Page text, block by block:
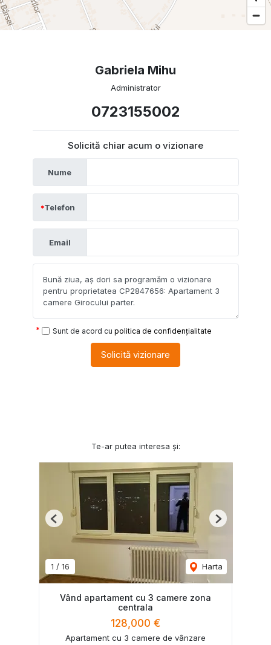
Gabriela Mihu
Administrator
0723155002
Solicită chiar acum o vizionare
Nume
Telefon
Email
Sunt de acord cu politica de confidențialitate
Solicită vizionare
Te-ar putea interesa și:
1 / 16 Harta
Previous Next
Vând apartament cu 3 camere zona
centrala
128,000 €
Apartament cu 3 camere de vânzare